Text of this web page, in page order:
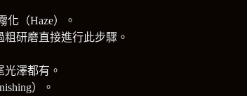
（Haze）。
研磨直接進行此步驟。
澤都有。
）。